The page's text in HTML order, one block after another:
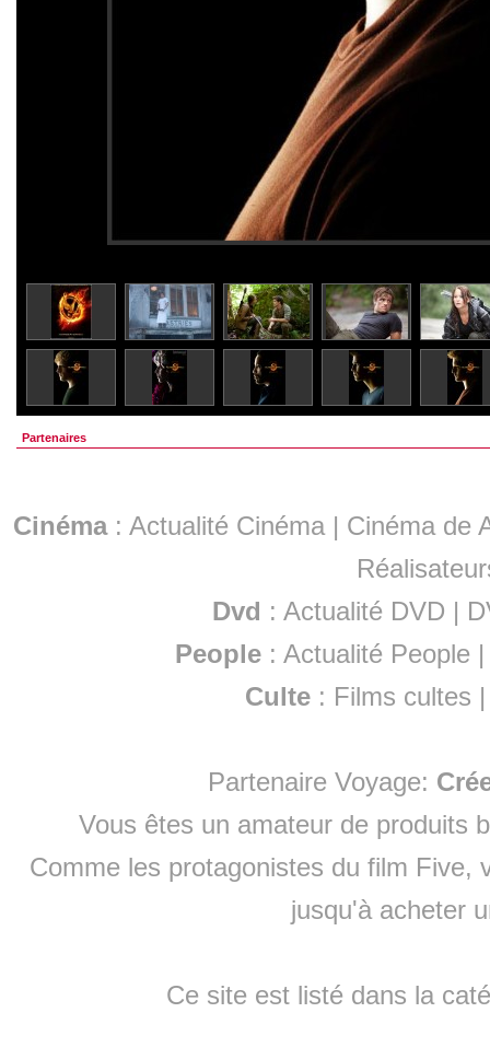
Partenaires
Cinéma: Actualité Cinéma | Cinéma de
Dvd : Actualité DVD |
People :Actualité People
Culte : Films cultes
Partenaire Voyage:
Vous êtes un amateur de produits
Comme les protagonistes du film Five,
jusqu'à acheter
Ce site est listé dans la